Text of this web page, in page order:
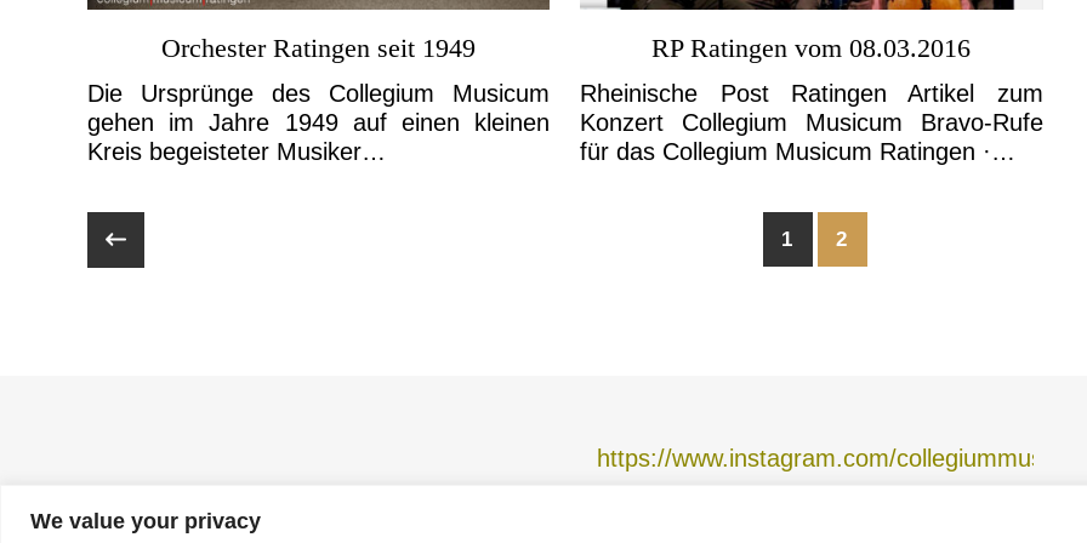
We value your privacy
Orchester Ratingen seit 1949
Die Ursprünge des Collegium Musicum
gehen im Jahre 1949 auf einen kleinen
Kreis begeisteter Musiker…
RP Ratingen vom 08.03.2016
Rheinische Post Ratingen Artikel zum
Konzert Collegium Musicum Bravo-Rufe
für das Collegium Musicum Ratingen ·…
1 2
https://www.instagram.com/